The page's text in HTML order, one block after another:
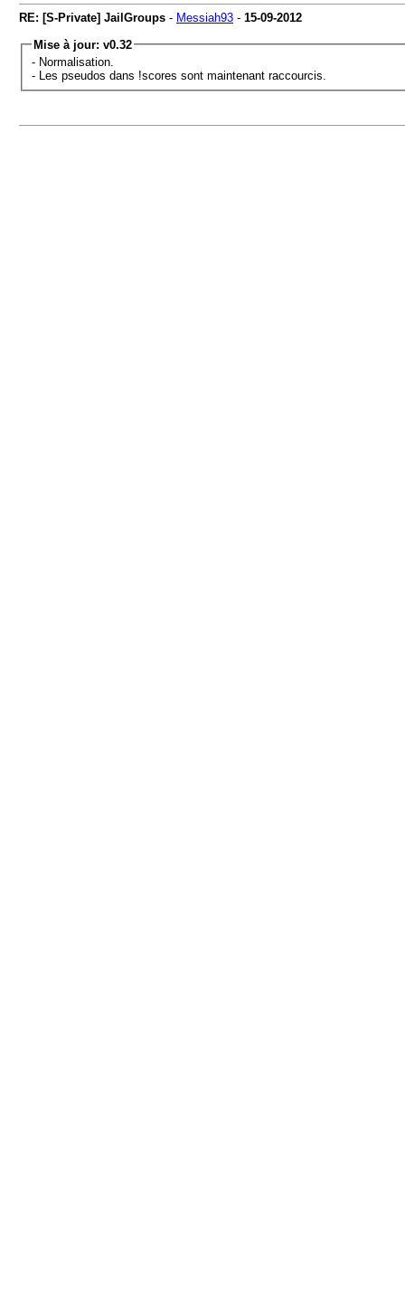
RE: [S-Private] JailGroups - Messiah93 - 15-09-2012
Mise à jour: v0.32
- Normalisation.
- Les pseudos dans !scores sont maintenant raccourcis.